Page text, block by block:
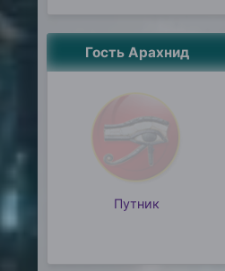
Гость Арахнид
Путник